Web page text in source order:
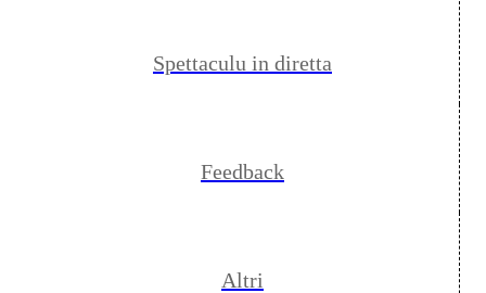
Spettaculu in diretta
Feedback
Altri